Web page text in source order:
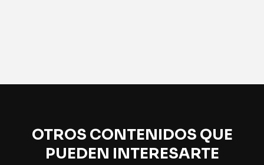
OTROS CONTENIDOS QUE
PUEDEN INTERESARTE